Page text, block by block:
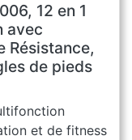
12 en 1
avec
Résistance,
de pieds
et de fitness